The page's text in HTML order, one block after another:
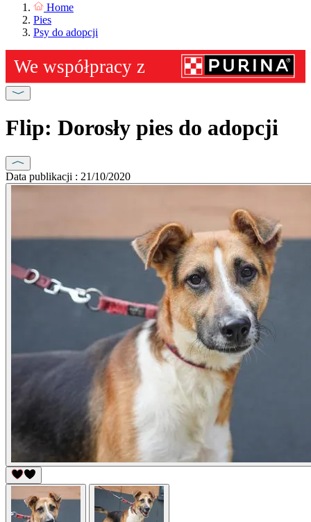
Home
Pies
Psy do adopcji
Flip: Dorosły pies do adopcji
Data publikacji : 21/10/2020